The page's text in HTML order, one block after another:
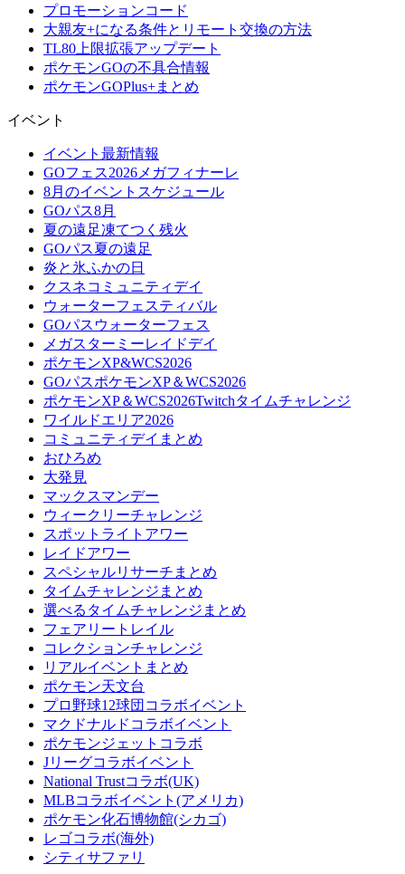
プロモーションコード
大親友+になる条件とリモート交換の方法
TL80上限拡張アップデート
ポケモンGOの不具合情報
ポケモンGOPlus+まとめ
イベント
イベント最新情報
GOフェス2026メガフィナーレ
8月のイベントスケジュール
GOパス8月
夏の遠足凍てつく残火
GOパス夏の遠足
炎と氷ふかの日
クスネコミュニティデイ
ウォーターフェスティバル
GOパスウォーターフェス
メガスターミーレイドデイ
ポケモンXP&WCS2026
GOパスポケモンXP＆WCS2026
ポケモンXP＆WCS2026Twitchタイムチャレンジ
ワイルドエリア2026
コミュニティデイまとめ
おひろめ
大発見
マックスマンデー
ウィークリーチャレンジ
スポットライトアワー
レイドアワー
スペシャルリサーチまとめ
タイムチャレンジまとめ
選べるタイムチャレンジまとめ
フェアリートレイル
コレクションチャレンジ
リアルイベントまとめ
ポケモン天文台
プロ野球12球団コラボイベント
マクドナルドコラボイベント
ポケモンジェットコラボ
Jリーグコラボイベント
National Trustコラボ(UK)
MLBコラボイベント(アメリカ)
ポケモン化石博物館(シカゴ)
レゴコラボ(海外)
シティサファリ